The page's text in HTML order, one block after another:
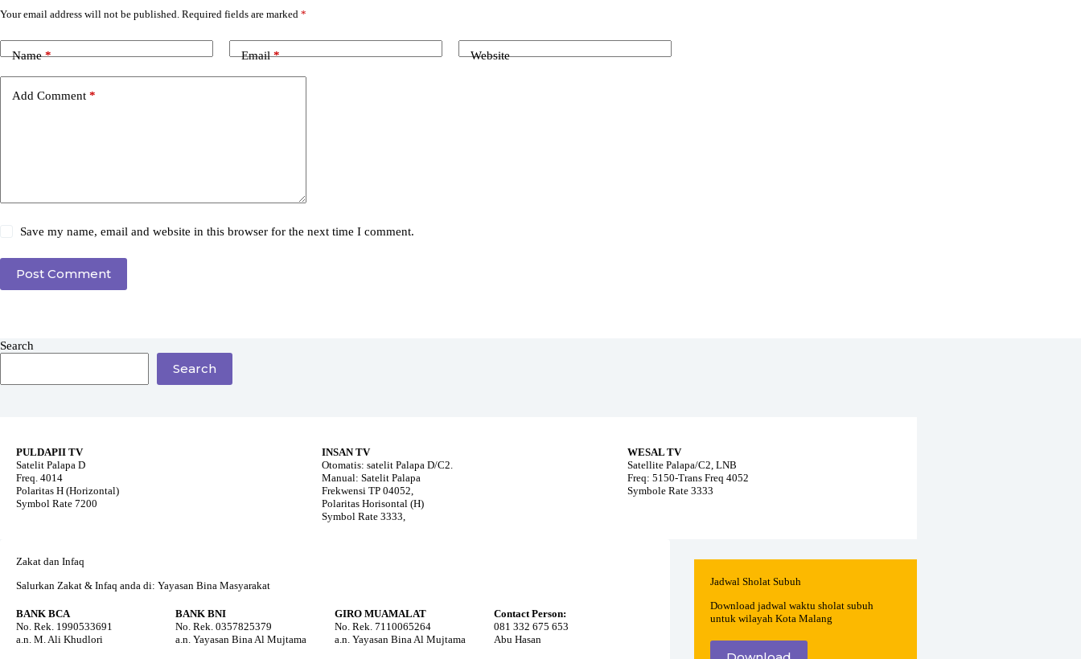
Your email address will not be published. Required fields are marked *
Name* Email* Website
Add Comment *
Save my name, email and website in this browser for the next time I comment.
Post Comment
Search
Search
PULDAPII TV
Satelit Palapa D
Freq. 4014
Polaritas H (Horizontal)
Symbol Rate 7200
INSAN TV
Otomatis: satelit Palapa D/C2.
Manual: Satelit Palapa
Frekwensi TP 04052,
Polaritas Horisontal (H)
Symbol Rate 3333,
WESAL TV
Satellite Palapa/C2, LNB
Freq: 5150-Trans Freq 4052
Symbole Rate 3333
Zakat dan Infaq
Salurkan Zakat & Infaq anda di: Yayasan Bina Masyarakat
BANK BCA
No. Rek. 1990533691
a.n. M. Ali Khudlori
BANK BNI
No. Rek. 0357825379
a.n. Yayasan Bina Al Mujtama
GIRO MUAMALAT
No. Rek. 7110065264
a.n. Yayasan Bina Al Mujtama
Contact Person:
081 332 675 653
Abu Hasan
Jadwal Sholat Subuh
Download jadwal waktu sholat subuh
untuk wilayah Kota Malang